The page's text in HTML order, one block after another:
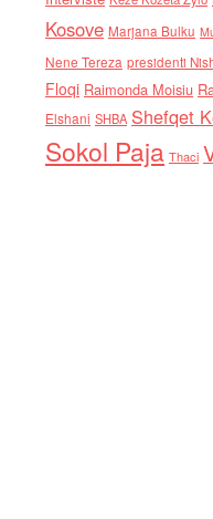
Kosove Marjana Bulku
Nene Tereza presidenti
Floqi Raimonda Moisiu
Elshani SHBA Shefqet
Sokol Paja Thaci